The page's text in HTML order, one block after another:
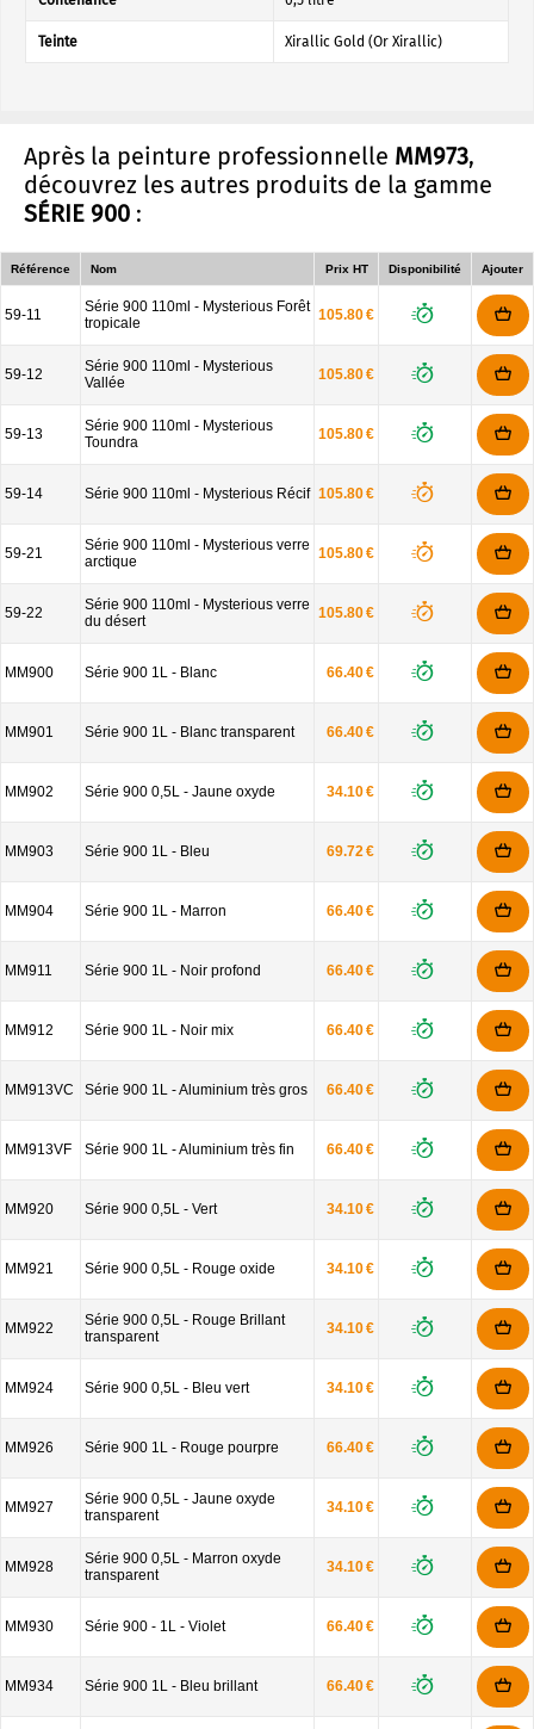
Teinte Xirallic Gold (Or Xirallic)
Après la peinture professionnelle MM973,
découvrez les autres produits de la gamme
SÉRIE 900 :
Référence Nom Prix HT Disponibilité Ajouter
59-11
Série 900 110ml - Mysterious Forêt
tropicale
105.80 €
59-12
Série 900 110ml - Mysterious
Vallée
105.80 €
59-13
Série 900 110ml - Mysterious
Toundra
105.80 €
59-14 Série 900 110ml - Mysterious Récif 105.80 €
59-21
Série 900 110ml - Mysterious verre
arctique
105.80 €
59-22
Série 900 110ml - Mysterious verre
du désert
105.80 €
MM900 Série 900 1L - Blanc 66.40 €
MM901 Série 900 1L - Blanc transparent 66.40 €
MM902 Série 900 0,5L - Jaune oxyde 34.10 €
MM903 Série 900 1L - Bleu 69.72 €
MM904 Série 900 1L - Marron 66.40 €
MM911 Série 900 1L - Noir profond 66.40 €
MM912 Série 900 1L - Noir mix 66.40 €
MM913VC Série 900 1L - Aluminium très gros 66.40 €
MM913VF Série 900 1L - Aluminium très fin 66.40 €
MM920 Série 900 0,5L - Vert 34.10 €
MM921 Série 900 0,5L - Rouge oxide 34.10 €
MM922
Série 900 0,5L - Rouge Brillant
transparent
34.10 €
MM924 Série 900 0,5L - Bleu vert 34.10 €
MM926 Série 900 1L - Rouge pourpre 66.40 €
MM927
Série 900 0,5L - Jaune oxyde
transparent
34.10 €
MM928
Série 900 0,5L - Marron oxyde
transparent
34.10 €
MM930 Série 900 - 1L - Violet 66.40 €
MM934 Série 900 1L - Bleu brillant 66.40 €